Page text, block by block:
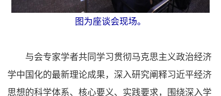
​图为座谈会现场。
与会专家学者共同学习贯彻马克思主义政治经济
学中国化的最新理论成果，深入研究阐释习近平经济
思想的科学体系、核心要义、实践要求，围绕深入学